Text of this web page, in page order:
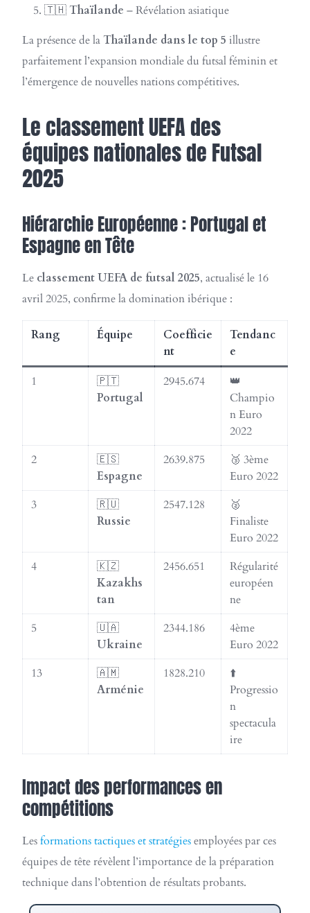
🇹🇭Thaïlande – Révélation asiatique
La présence de laThaïlande dans le top 5 illustre
parfaitement l’expansion mondiale du futsal féminin et
l’émergence de nouvelles nations compétitives.
Le classement UEFA des
équipes nationales de Futsal
2025
Hiérarchie Européenne : Portugal et
Espagne en Tête
Le classement UEFA de futsal 2025, actualisé le 16
avril 2025, confirme la domination ibérique :
Rang Équipe
Coefficie
nt
Tendanc
e
1
🇵🇹
Portugal
2945.674
👑
Champio
n Euro
2022
2
🇪🇸
Espagne
2639.875
🥉 3ème
Euro 2022
3
🇷🇺
Russie
2547.128
🥈
Finaliste
Euro 2022
4
🇰🇿
Kazakhs
tan
2456.651
Régularité
européen
ne
5
🇺🇦
Ukraine
2344.186
4ème
Euro 2022
13
🇦🇲
Arménie
1828.210
⬆️
Progressio
n
spectacula
ire
Impact des performances en
compétitions
Lesformations tactiques et stratégiesemployées par ces
équipes de tête révèlent l’importance de la préparation
technique dans l’obtention de résultats probants.